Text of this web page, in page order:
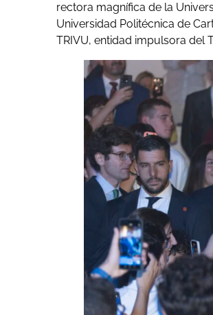
rectora magnífica de la
Universidad Politécnica de
TRIVU, entidad impulsora del